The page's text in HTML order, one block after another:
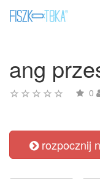
ang
0
rozpocznij